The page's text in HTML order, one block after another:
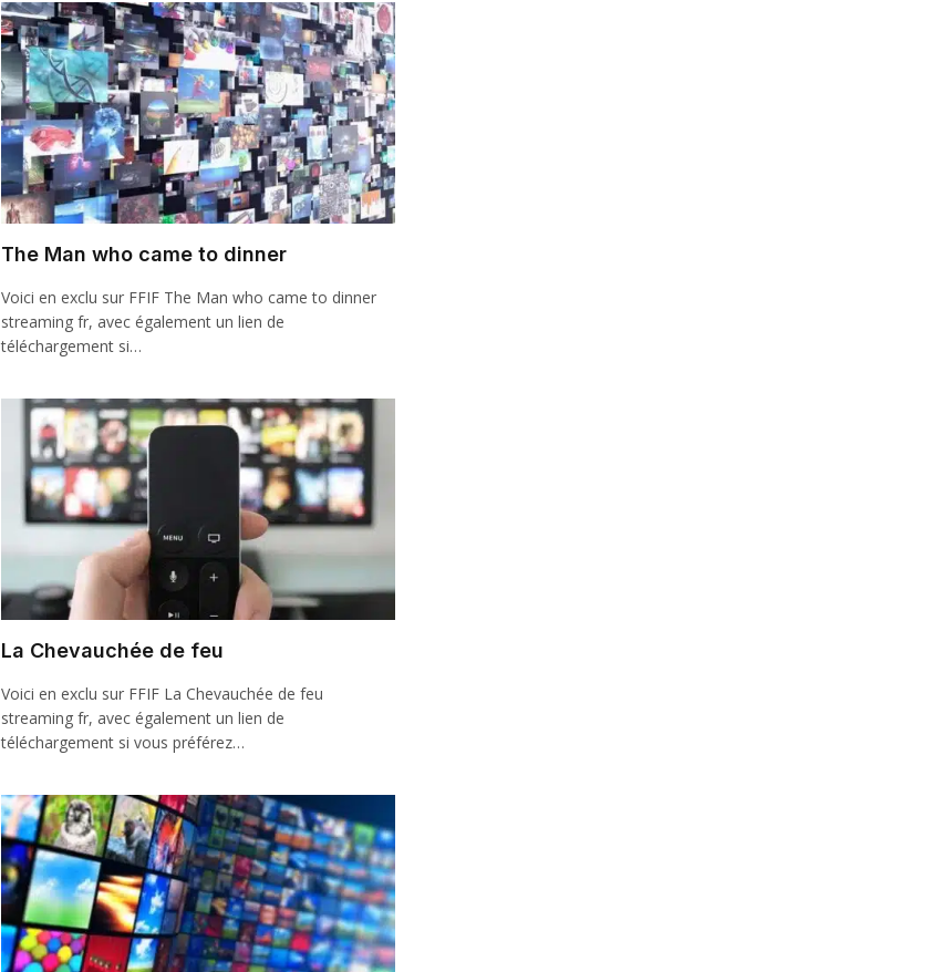
The Man who came to dinner
Voici en exclu sur FFIF The Man who came to dinner
streaming fr, avec également un lien de
téléchargement si…
La Chevauchée de feu
Voici en exclu sur FFIF La Chevauchée de feu
streaming fr, avec également un lien de
téléchargement si vous préférez…